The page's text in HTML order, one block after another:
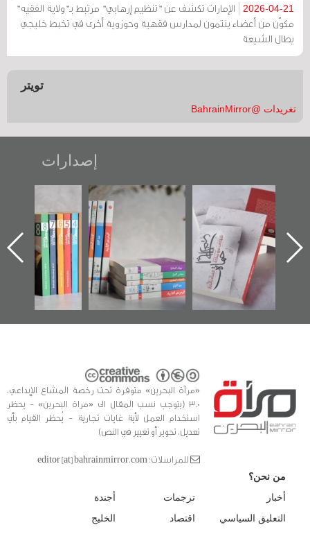
2026-04-21
الإمارات تكشف عن "تنظيم إرهابي" مرتبط بـ"ولاية الفقيه"
مكوّن من أعضاء ينتمون لمدارس فقهية وحوزوية أخرى في تخبط خليجي
يطال الشيعة
تويتر
تغريدات @BahrainMirror
إصدارات
"حماة الباب الأخير":
الإصدار الأول عن
اعتصام الدراز
وأحداث ساحة
الفداء لمركز أوال
للدراسات والتوثيق
تصنيف موضوعي
للوثائق البريطانية
يقدمه «مركز أوال»
في سلسلة من 5
كتب
تصدر حصاد
الساحات 2019
«مرآة البحرين» متوفرة تحت رخصة المشاع الإبداعي،
3.0 (يتوجب نسب المقال الى «مراة البحرين» - يحظر
استخدام العمل لأية غايات تجارية - يُحظر القيام بأي
تعديل، تحوير أو تغيير في النص)
للمراسلات: editor [at] bahrainmirror.com
من نحن؟
أخبار
التعليق السياسي
ترجمات
اقتصاد
أجندة
الخليج